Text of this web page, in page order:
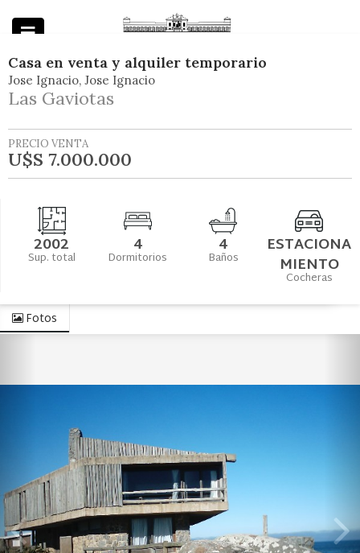
Casa en venta y alquiler temporario
Jose Ignacio Jose Ignacio
Las Gaviotas
PRECIO VENTA
U$S 7.000.000
2002
Sup. total 4
Dormitorios 4
Baños ESTACIONA
MIENTO
Cocheras
Fotos